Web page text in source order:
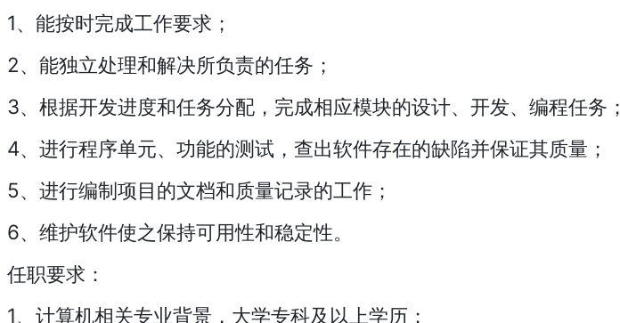
1、能按时完成工作要求；
2、能独立处理和解决所负责的任务；
3、根据开发进度和任务分配，完成相应模块的设计、开发、编程任务；
4、进行程序单元、功能的测试，查出软件存在的缺陷并保证其质量；
5、进行编制项目的文档和质量记录的工作；
6、维护软件使之保持可用性和稳定性。
任职要求：
1、计算机相关专业背景，大学专科及以上学历；